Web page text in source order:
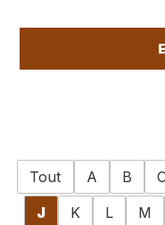
Tout A B
J
K L M